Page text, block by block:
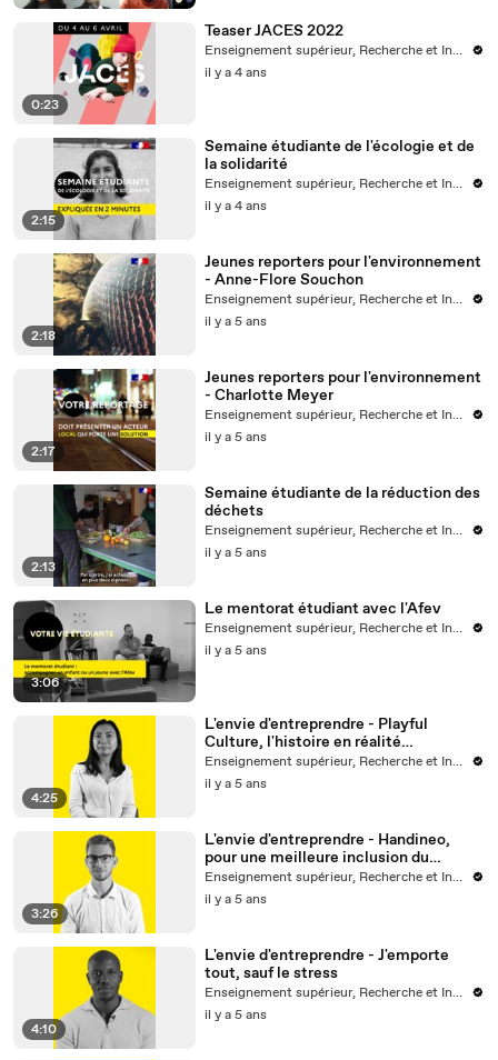
0:23
Teaser JACES 2022
Enseignement supérieur, Recherche et Innovation
il y a 4 ans
2:15
Semaine étudiante de l'écologie et de
la solidarité
Enseignement supérieur, Recherche et Innovation
il y a 4 ans
2:18
Jeunes reporters pour l'environnement
- Anne-Flore Souchon
Enseignement supérieur, Recherche et Innovation
il y a 5 ans
2:17
Jeunes reporters pour l'environnement
- Charlotte Meyer
Enseignement supérieur, Recherche et Innovation
il y a 5 ans
2:13
Semaine étudiante de la réduction des
déchets
Enseignement supérieur, Recherche et Innovation
il y a 5 ans
3:06
Le mentorat étudiant avec l'Afev
Enseignement supérieur, Recherche et Innovation
il y a 5 ans
4:25
L'envie d'entreprendre - Playful
Culture, l'histoire en réalité
augmentée
Enseignement supérieur, Recherche et Innovation
il y a 5 ans
3:26
L'envie d'entreprendre - Handineo,
pour une meilleure inclusion du
handicap au travail
Enseignement supérieur, Recherche et Innovation
il y a 5 ans
4:10
L'envie d'entreprendre - J'emporte
tout, sauf le stress
Enseignement supérieur, Recherche et Innovation
il y a 5 ans